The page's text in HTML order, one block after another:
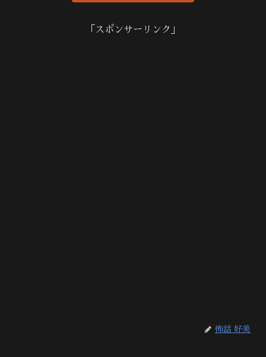
「スポンサーリンク」
怖話 好美